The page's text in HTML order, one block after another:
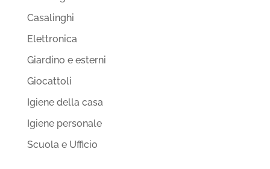
Casalinghi
Elettronica
Giardino e esterni
Giocattoli
Igiene della casa
Igiene personale
Scuola e Ufficio